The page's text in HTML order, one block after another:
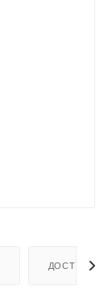
ДОСТАВКА